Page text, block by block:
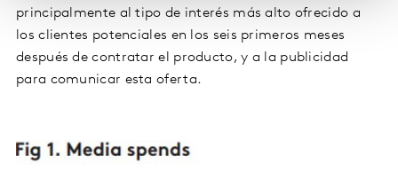
principalmente al tipo de interés más alto ofrecido a
los clientes potenciales en los seis primeros meses
después de contratar el producto, y a la publicidad
para comunicar esta oferta.